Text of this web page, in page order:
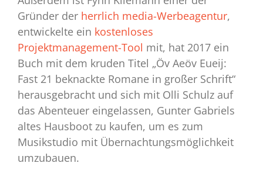
Gründer der herrlich media-Werbeagentur,
entwickelte ein kostenloses
Projektmanagement-Tool mit, hat 2017 ein
Buch mit dem kruden Titel „Öv Aeöv Eueij:
Fast 21 beknackte Romane in großer Schrift“
herausgebracht und sich mit Olli Schulz auf
das Abenteuer eingelassen, Gunter Gabriels
altes Hausboot zu kaufen, um es zum
Musikstudio mit Übernachtungsmöglichkeit
umzubauen.